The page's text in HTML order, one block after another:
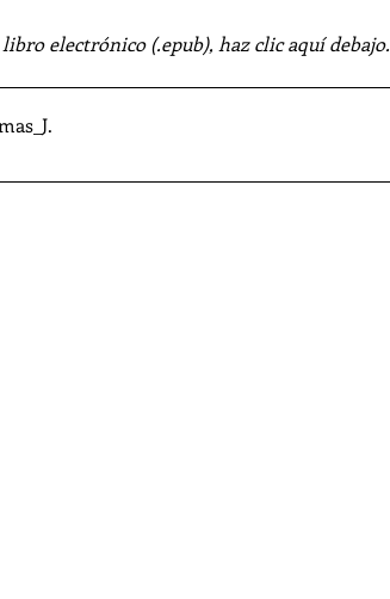
electrónico (.epub), haz clic aquí debajo.
.